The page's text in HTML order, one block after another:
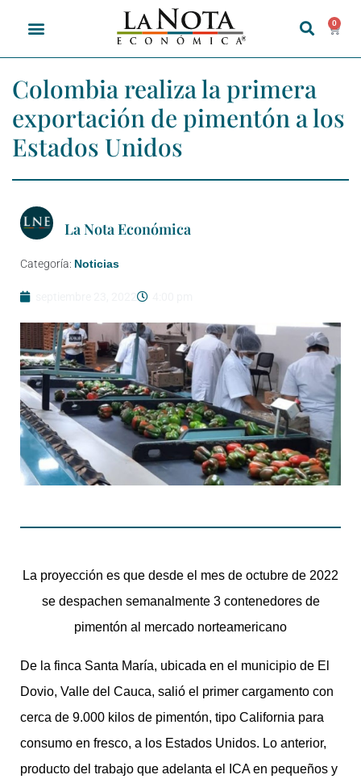
0
Colombia realiza la primera
exportación de pimentón a los
Estados Unidos
La Nota Económica
Categoría: Noticias
La proyección es que desde el mes de octubre de 2022
se despachen semanalmente 3 contenedores de
pimentón al mercado norteamericano
De la finca Santa María, ubicada en el municipio de El
Dovio, Valle del Cauca, salió el primer cargamento con
cerca de 9.000 kilos de pimentón, tipo California para
consumo en fresco, a los Estados Unidos. Lo anterior,
producto del trabajo que adelanta el ICA en pequeños y